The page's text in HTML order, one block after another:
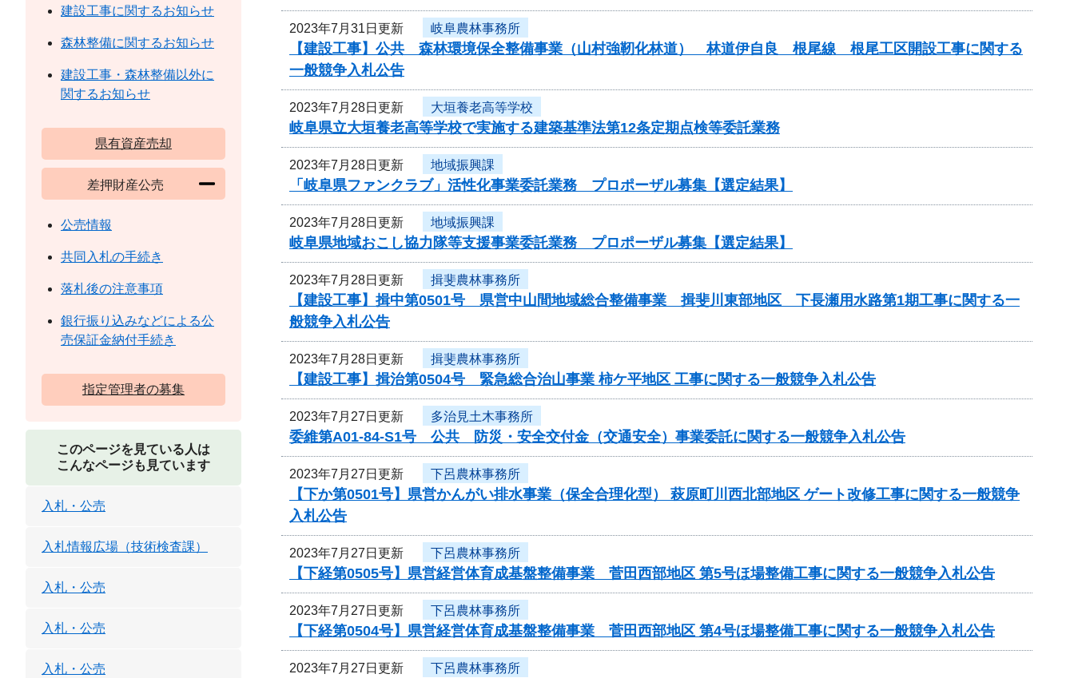
2023年7月31日更新 岐阜農林事務所
【建設工事】公共 森林環境保全整備事業（山村強靭化林道） 林道伊自良 根尾線 根尾工区開設工事に関する
一般競争入札公告
2023年7月28日更新 大垣養老高等学校
岐阜県立大垣養老高等学校で実施する建築基準法第12条定期点検等委託業務
2023年7月28日更新 地域振興課
「岐阜県ファンクラブ」活性化事業委託業務 プロポーザル募集【選定結果】
2023年7月28日更新 地域振興課
岐阜県地域おこし協力隊等支援事業委託業務 プロポーザル募集【選定結果】
2023年7月28日更新 揖斐農林事務所
【建設工事】揖中第0501号 県営中山間地域総合整備事業 揖斐川東部地区 下長瀬用水路第1期工事に関する一
般競争入札公告
2023年7月28日更新 揖斐農林事務所
【建設工事】揖治第0504号 緊急総合治山事業 柿ケ平地区 工事に関する一般競争入札公告
2023年7月27日更新 多治見土木事務所
委維第A01-84-S1号 公共 防災・安全交付金（交通安全）事業委託に関する一般競争入札公告
2023年7月27日更新 下呂農林事務所
【下か第0501号】県営かんがい排水事業（保全合理化型） 萩原町川西北部地区 ゲート改修工事に関する一般競争
入札公告
2023年7月27日更新 下呂農林事務所
【下経第0505号】県営経営体育成基盤整備事業 菅田西部地区 第5号ほ場整備工事に関する一般競争入札公告
2023年7月27日更新 下呂農林事務所
【下経第0504号】県営経営体育成基盤整備事業 菅田西部地区 第4号ほ場整備工事に関する一般競争入札公告
2023年7月27日更新 下呂農林事務所
建設工事に関するお知らせ
森林整備に関するお知らせ
建設工事・森林整備以外に
関するお知らせ
県有資産売却
差押財産公売
公売情報
共同入札の手続き
落札後の注意事項
銀行振り込みなどによる公
売保証金納付手続き
指定管理者の募集
このページを見ている人は
こんなページも見ています
入札・公売
入札情報広場（技術検査課）
入札・公売
入札・公売
入札・公売